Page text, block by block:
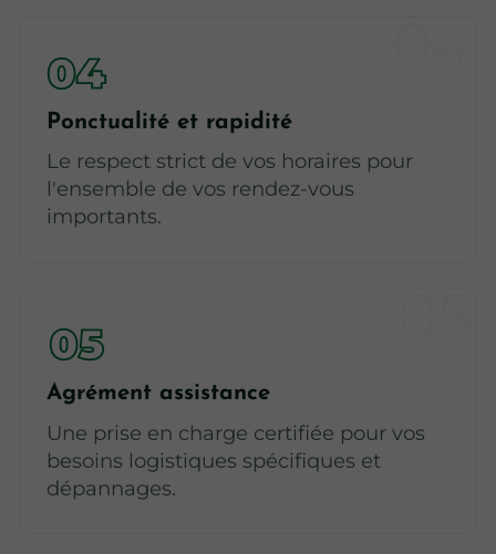
Ponctualité et rapidité
Le respect strict de vos horaires pour
l'ensemble de vos rendez-vous
importants.
Agrément assistance
Une prise en charge certifiée pour vos
besoins logistiques spécifiques et
dépannages.